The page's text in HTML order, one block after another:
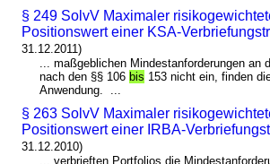
§ 249 SolvV Maximaler
Positionswert einer KSA-
31.12.2011)
... maßgeblichen Mindestanforderungen an
nach den §§ 106bis 153 nicht ein, finden
Anwendung. ...
§ 263 SolvV Maximaler
Positionswert einer IRBA-
31.12.2010)
... verbrieften Portfolios die